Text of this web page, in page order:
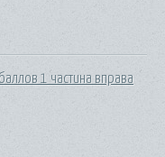
1 частина вправа